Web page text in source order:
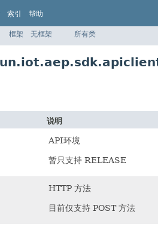
索引 帮助
框架 无框架 所有类
说明
API环境
暂只支持 RELEASE
HTTP 方法
目前仅支持 POST 方法